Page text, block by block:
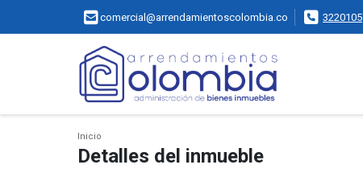
comercial@arrendamientoscolombia.co 3220105
Inicio
Detalles del inmueble